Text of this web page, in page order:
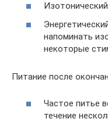
напоминать
некоторые
Питание после
Частое питье
течение